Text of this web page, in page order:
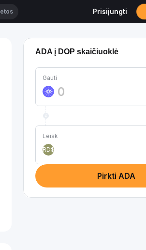
Prisijungti
ADA į DOP skaičiuoklė
Gauti
Leisk
RD$
Pirkti ADA